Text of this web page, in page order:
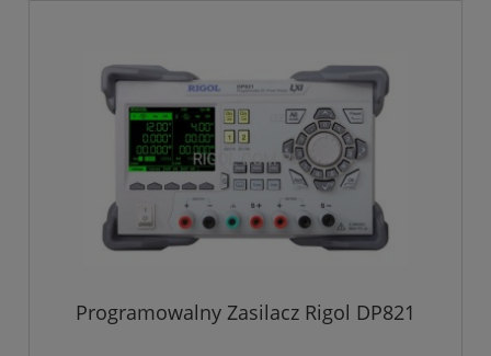
Programowalny Zasilacz Rigol DP821